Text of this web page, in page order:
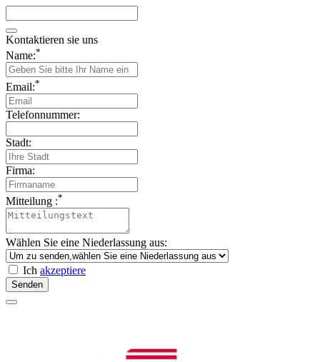
Kontaktieren sie uns
Name:*
Email:*
Telefonnummer:
Stadt:
Firma:
Mitteilung :*
Wählen Sie eine Niederlassung aus:
Ich akzeptiere
Senden